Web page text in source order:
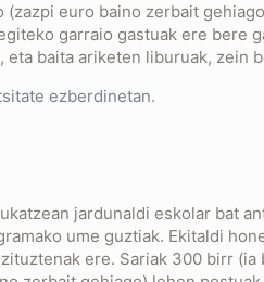
euro baino zerbait
garraio gastuak ere bere
baita ariketen liburuak, zein
ezberdinetan.
jardunaldi eskolar bat
ume guztiak. Ekitaldi
ere. Sariak 300 birr